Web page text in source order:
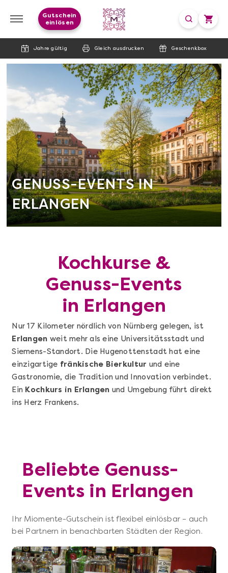
Jahre gültig Gleich ausdrucken Geschenkbox
Gutschein
einlösen
GENUSS-EVENTS IN
ERLANGEN
Kochkurse &
Genuss-Events
in Erlangen
Nur 17 Kilometer nördlich von Nürnberg gelegen, ist
Erlangen weit mehr als eine Universitätsstadt und
Siemens-Standort. Die Hugenottenstadt hat eine
einzigartige fränkische Bierkultur und eine
Gastronomie, die Tradition und Innovation verbindet.
Ein Kochkurs in Erlangen und Umgebung führt direkt
ins Herz Frankens.
Beliebte Genuss-
Events in Erlangen
Ihr Miomente-Gutschein ist flexibel einlösbar – auch
bei Partnern in benachbarten Städten der Region.